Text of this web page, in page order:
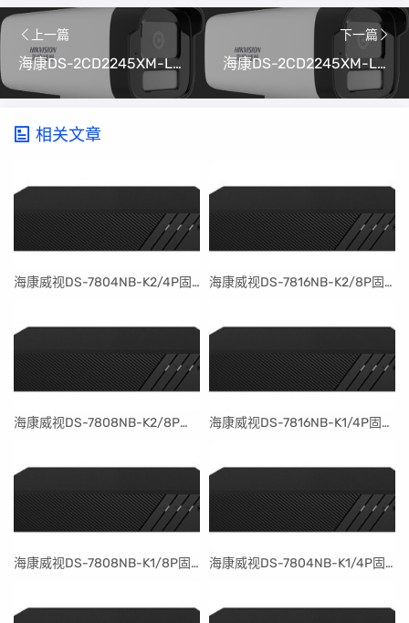
上一篇
海康DS-2CD2245XM-LGLSET/CH20S80(6mm)V5.7.10_220607升级程序
下一篇
海康DS-2CD2245XM-LGLSET/CH20S80(SMBG)(4mm)V5.7.10_220607升级程序
相关文章
​海康威视DS-7804NB-K2/4P固件升级包V4.30.097build240401 ​海康威视DS-7816NB-K2/8P固件升级包V4.30.097build240401
​海康威视DS-7808NB-K2/8P固件升级包V4.30.097build240401 ​海康威视DS-7816NB-K1/4P固件升级包V4.30.097build240401
​海康威视DS-7808NB-K1/8P固件升级包V4.30.097build240401 ​海康威视DS-7804NB-K1/4P固件升级包V4.30.097build240401